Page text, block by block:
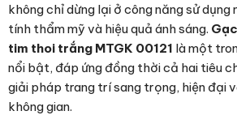
không chỉ dừng lại ở công năng sử
tính thẩm mỹ và hiệu quả ánh sáng.
tim thoi trắng MTGK 00121 là một
nổi bật, đáp ứng đồng thời cả hai tiêu
giải pháp trang trí sang trọng, hiện đại
không gian.